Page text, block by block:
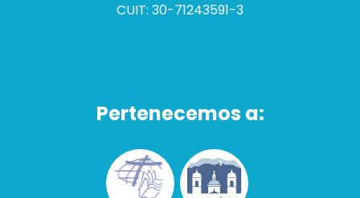
CUIT: 30-71243591-3
Pertenecemos a: